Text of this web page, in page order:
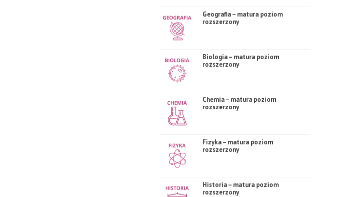
Geografia – matura poziom
rozszerzony
Biologia – matura poziom
rozszerzony
Chemia – matura poziom
rozszerzony
Fizyka – matura poziom
rozszerzony
Historia – matura poziom
rozszerzony